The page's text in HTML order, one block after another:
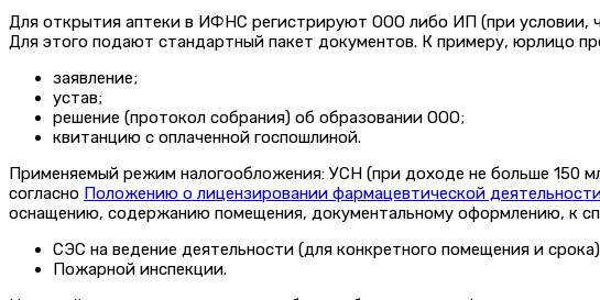
Для открытия аптеки в ИФНС регистрируют ООО либо ИП (при условии,
Для этого подают стандартный пакет документов. К примеру, юрлицо
заявление;
устав;
решение (протокол собрания) об образовании ООО;
квитанцию с оплаченной госпошлиной.
Применяемый режим налогообложения: УСН (при доходе не больше 150
согласно Положению о лицензировании фармацевтической
оснащению, содержанию помещения, документальному оформлению, к
СЭС на ведение деятельности (для конкретного помещения и
Пожарной инспекции.